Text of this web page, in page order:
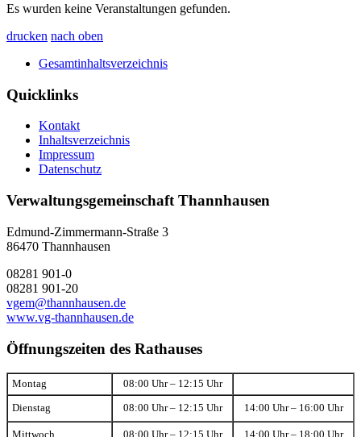
Es wurden keine Veranstaltungen gefunden.
drucken nach oben
Gesamtinhaltsverzeichnis
Quicklinks
Kontakt
Inhaltsverzeichnis
Impressum
Datenschutz
Verwaltungsgemeinschaft Thannhausen
Edmund-Zimmermann-Straße 3
86470 Thannhausen
08281 901-0
08281 901-20
vgem@thannhausen.de
www.vg-thannhausen.de
Öffnungszeiten des Rathauses
Montag 08:00 Uhr – 12:15 Uhr
Dienstag 08:00 Uhr – 12:15 Uhr 14:00 Uhr – 16:00 Uhr